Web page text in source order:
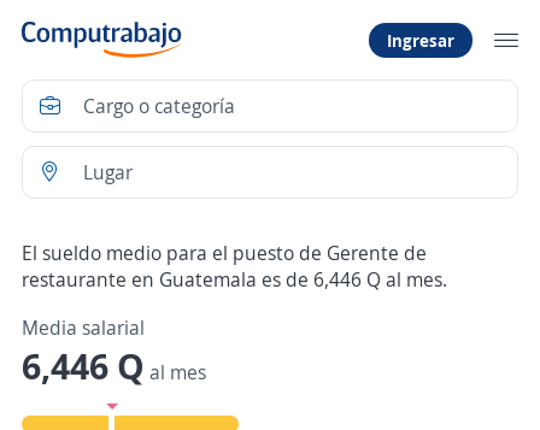
Ingresar
El sueldo medio para el puesto de Gerente de
restaurante en Guatemala es de 6,446 Q al mes.
Media salarial
6,446 Q al mes